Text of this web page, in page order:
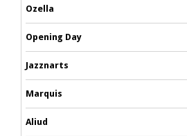
Ozella
Opening Day
Jazznarts
Marquis
Aliud